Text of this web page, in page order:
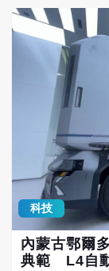
疫及品質標
供應鏈及標
略夥伴宏碁
核心，讓
轉型路上最
未來。
incident,
forensics.
model
https://
Huang
For my
@NVIDIA
matter. AI will transform every
industry,
built by every
and
Huang
企業數量已
蓋範圍包括
衛星通信、
以及衛星互
商業航太產
武漢、西安
地。 在火箭領域，中國目前至少已有10家商
業火箭企業
（Galactic
（
Pioneer）
集團主導的「
報》表示，
索技術公司
是在可重複
大優勢。 SpaceX憑藉「獵鷹9號」（Falcon
9）火箭成功
Trump）政
造的人形機
全構成「不
包括人形與
中多數產自中國。
terminators
Trump
Chinese
R.
2026 美國聯邦通信委員會（FCC，Federal
止進口用於
（power
濟構成風險。 綜合路透與《英國廣播
（BBC）報
科技
內蒙古鄂爾
典範 L4自